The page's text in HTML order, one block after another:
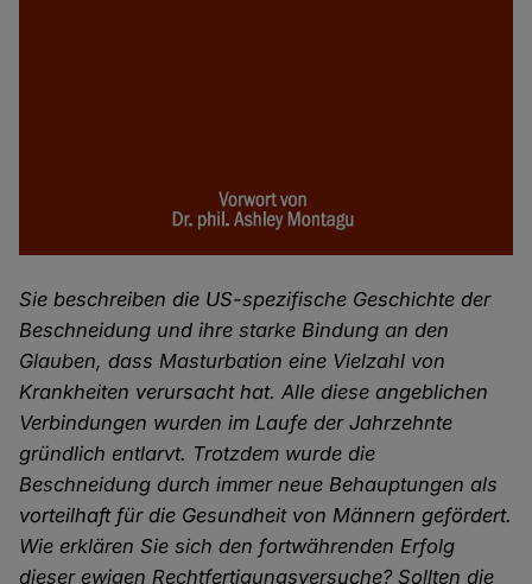
Sie beschreiben die US-spezifische Geschichte der
Beschneidung und ihre starke Bindung an den
Glauben, dass Masturbation eine Vielzahl von
Krankheiten verursacht hat. Alle diese angeblichen
Verbindungen wurden im Laufe der Jahrzehnte
gründlich entlarvt. Trotzdem wurde die
Beschneidung durch immer neue Behauptungen als
vorteilhaft für die Gesundheit von Männern gefördert.
Wie erklären Sie sich den fortwährenden Erfolg
dieser ewigen Rechtfertigungsversuche? Sollten die